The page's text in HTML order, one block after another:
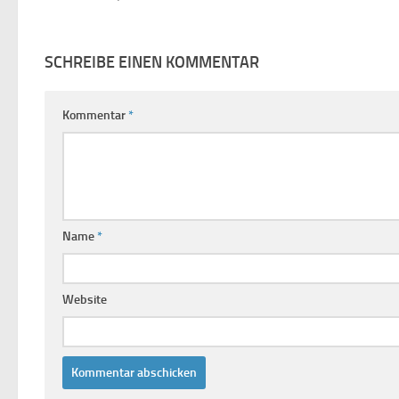
SCHREIBE EINEN KOMMENTAR
Kommentar*
Name*
Website